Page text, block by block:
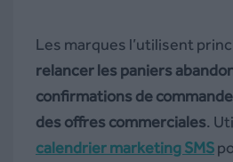
Les marques l’utilisent
relancer les paniers
confirmations de
des offres commerciales.
calendrier marketing SMS